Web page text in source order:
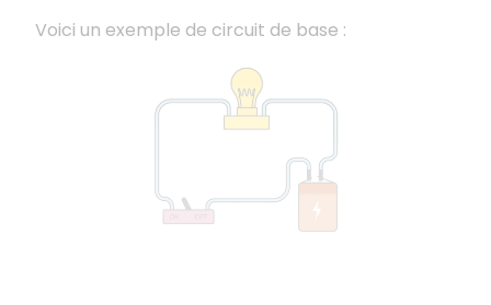
Voici un exemple de circuit de base :